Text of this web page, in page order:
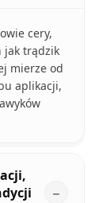
cery,
jak trądzik
mierze od
aplikacji,